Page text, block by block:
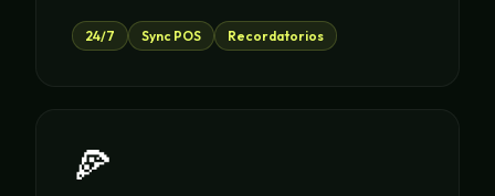
24/7 Sync POS Recordatorios
🍕